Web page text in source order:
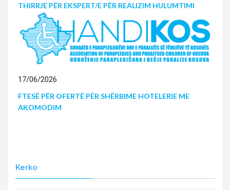
THIRRJE PËR EKSPERT/E PËR REALIZIM HULUMTIMI
17/06/2026
FTESË PËR OFERTË PËR SHËRBIME HOTELERIE ME
AKOMODIM
Kerko